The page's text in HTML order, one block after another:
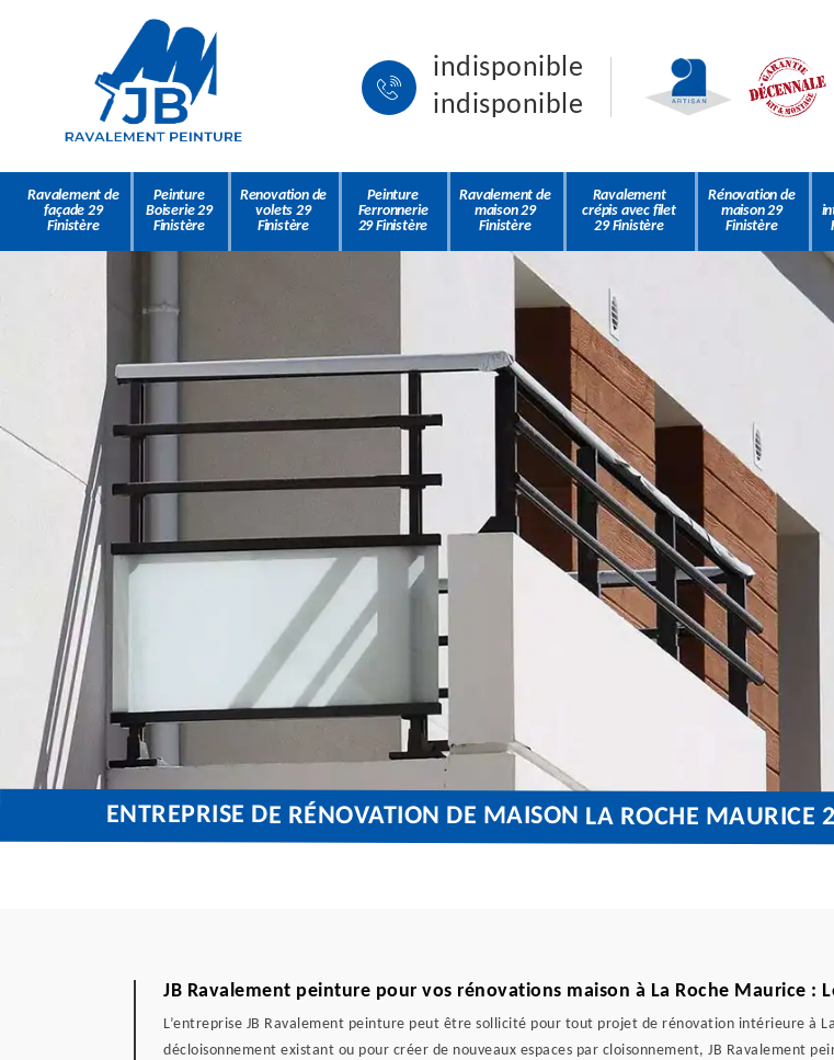
indisponible
indisponible
Ravalement de
façade 29
Finistère
Peinture
Boiserie 29
Finistère
Renovation de
volets 29
Finistère
Peinture
Ferronnerie
29 Finistère
Ravalement de
maison 29
Finistère
Ravalement
crépis avec filet
29 Finistère
Rénovation de
maison 29
Finistère
ENTREPRISE DE RÉNOVATION DE MAISON LA ROCHE MAURICE
JB Ravalement peinture pour vos rénovations maison à La Roche Maurice :
L’entreprise JB Ravalement peinture peut être sollicité pour tout projet de rénovation intérieure à
décloisonnement existant ou pour créer de nouveaux espaces par cloisonnement, JB Ravalement